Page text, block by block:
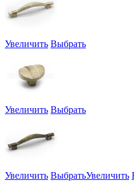
Увеличить Выбрать
Увеличить Выбрать
Увеличить ВыбратьУвеличить